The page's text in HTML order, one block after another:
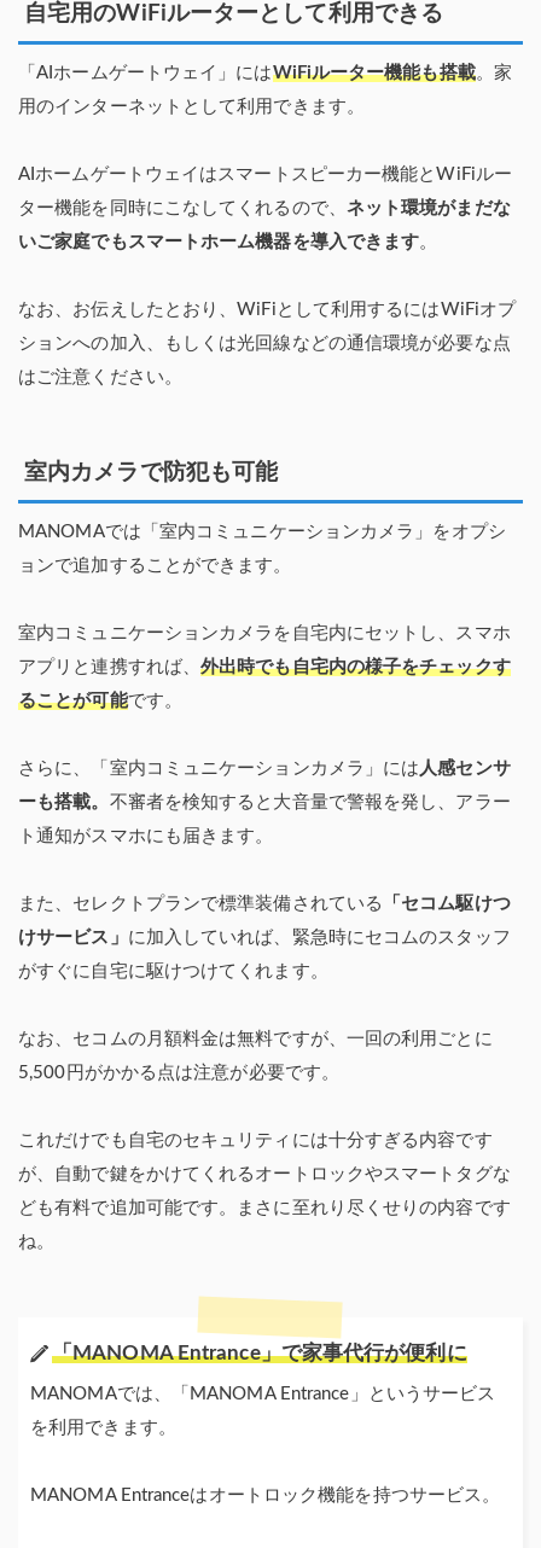
自宅用のWiFiルーターとして利用できる
「AIホームゲートウェイ」にはWiFiルーター機能も搭載。家
用のインターネットとして利用できます。
AIホームゲートウェイはスマートスピーカー機能とWiFiルー
ター機能を同時にこなしてくれるので、 ネット環境がまだな
いご家庭でもスマートホーム機器を導入できます。
なお、お伝えしたとおり、WiFiとして利用するにはWiFiオプ
ションへの加入、もしくは光回線などの通信環境が必要な点
はご注意ください。
室内カメラで防犯も可能
MANOMAでは「室内コミュニケーションカメラ」をオプシ
ョンで追加することができます。
室内コミュニケーションカメラを自宅内にセットし、スマホ
アプリと連携すれば、 外出時でも自宅内の様子をチェックす
ることが可能です。
さらに、「室内コミュニケーションカメラ」には 人感センサ
ーも搭載。 不審者を検知すると大音量で警報を発し、アラー
ト通知がスマホにも届きます。
また、セレクトプランで標準装備されている
「セコム駆けつ
けサービス」 に加入していれば、緊急時にセコムのスタッフ
がすぐに自宅に駆けつけてくれます。
なお、セコムの月額料金は無料ですが、一回の利用ごとに
5,500円がかかる点は注意が必要です。
これだけでも自宅のセキュリティには十分すぎる内容です
が、自動で鍵をかけてくれるオートロックやスマートタグな
ども有料で追加可能です。まさに至れり尽くせりの内容です
ね。
「MANOMA Entrance」で家事代行が便利に
MANOMAでは、「MANOMA Entrance」というサービス
を利用できます。
MANOMA Entranceはオートロック機能を持つサービス。